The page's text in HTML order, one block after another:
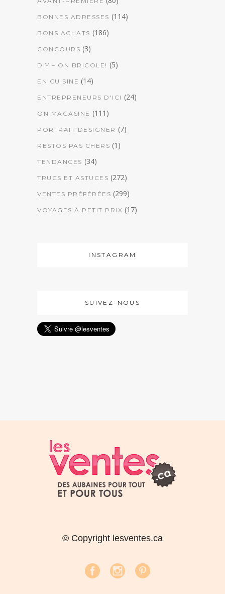
BONNES ADRESSES (114)
BONS ACHATS (186)
CONCOURS (3)
DIY – ON BRICOLE! (5)
EN CUISINE (14)
ENTREPRENEURS D'ICI (24)
ON MAGASINE (111)
PORTRAIT DESIGNER (7)
RESTOS PAS CHERS (1)
TENDANCES (34)
TRUCS ET ASTUCES (272)
VENTES PRÉFÉRÉES (299)
VOYAGES À PETIT PRIX (17)
INSTAGRAM
SUIVEZ-NOUS
© Copyright lesventes.ca